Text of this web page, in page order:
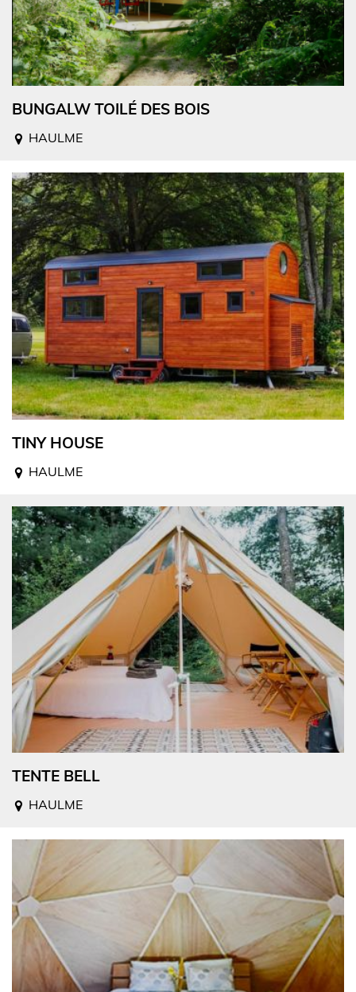
BUNGALW TOILÉ DES BOIS
HAULME
TINY HOUSE
HAULME
TENTE BELL
HAULME